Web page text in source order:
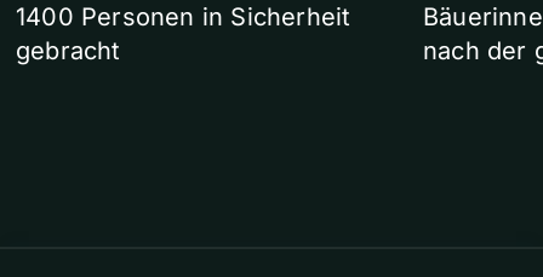
1400 Personen in Sicherheit
gebracht
nach der